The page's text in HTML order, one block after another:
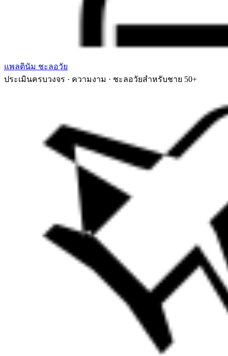
แพลตินัม ชะลอวัย
ประเมินครบวงจร · ความงาม · ชะลอวัยสำหรับชาย 50+